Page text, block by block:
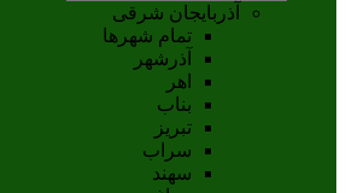
آذربایجان شرقی
تمام شهر‌ها
آذرشهر
اهر
بناب
تبريز
سراب
سهند